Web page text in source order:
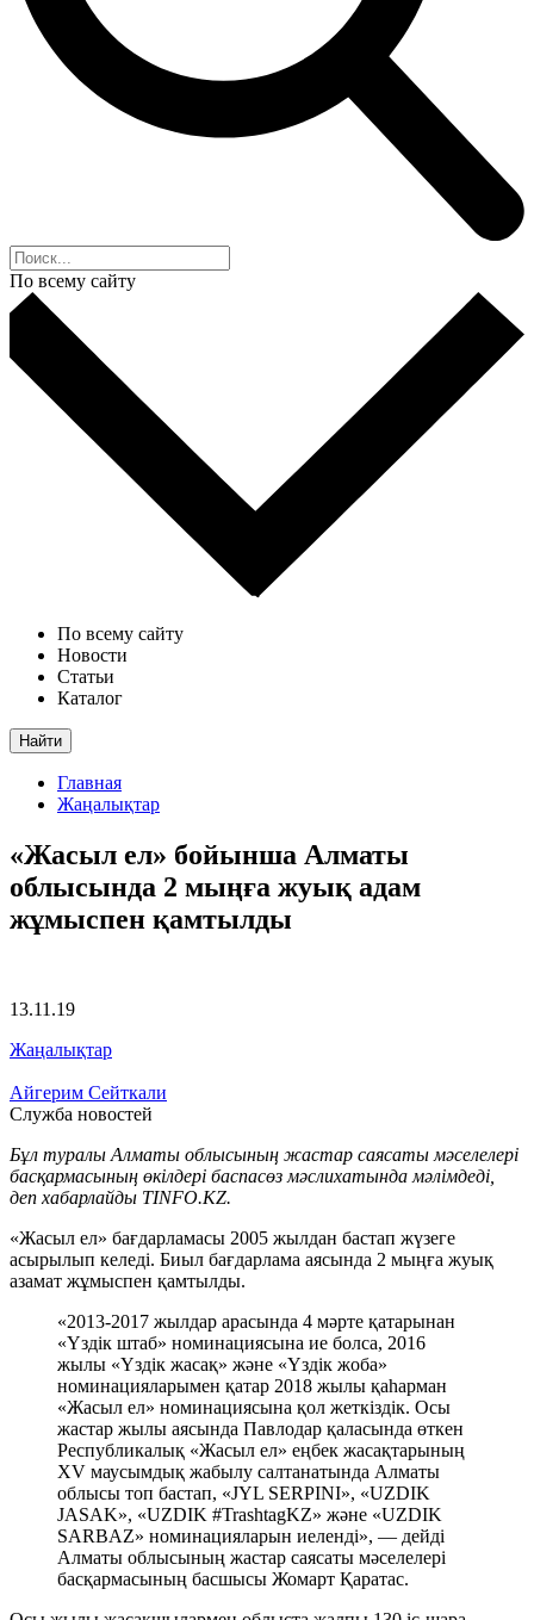
По всему сайту
По всему сайту
Новости
Статьи
Каталог
Найти
Главная
Жаңалықтар
«Жасыл ел» бойынша Алматы
облысында 2 мыңға жуық адам
жұмыспен қамтылды
13.11.19
Жаңалықтар
Айгерим Сейткали
Служба новостей
Бұл туралы Алматы облысының жастар саясаты мәселелері
басқармасының өкілдері баспасөз мәслихатында мәлімдеді,
деп хабарлайды TINFO.KZ.
«Жасыл ел» бағдарламасы 2005 жылдан бастап жүзеге
асырылып келеді. Биыл бағдарлама аясында 2 мыңға жуық
азамат жұмыспен қамтылды.
«2013-2017 жылдар арасында 4 мәрте қатарынан
«Үздік штаб» номинациясына ие болса, 2016
жылы «Үздік жасақ» және «Үздік жоба»
номинацияларымен қатар 2018 жылы қаһарман
«Жасыл ел» номинациясына қол жеткіздік. Осы
жастар жылы аясында Павлодар қаласында өткен
Республикалық «Жасыл ел» еңбек жасақтарының
XV маусымдық жабылу салтанатында Алматы
облысы топ бастап, «JYL SERPINI», «UZDIK
JASAK», «UZDIK #TrashtagKZ» және «UZDIK
SARBAZ» номинацияларын иеленді», — дейді
Алматы облысының жастар саясаты мәселелері
басқармасының басшысы Жомарт Қаратас.